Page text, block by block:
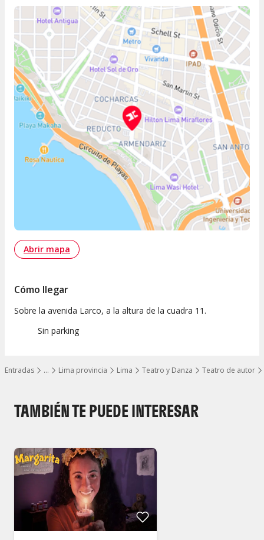
…
Mostrar todos los niveles
Entradas Lima provincia Lima Teatro y Danza Teatro de autor
Abrir mapa
Cómo llegar
Sobre la avenida Larco, a la altura de la cuadra 11.
Sin parking
TAMBIÉN TE PUEDE INTERESAR